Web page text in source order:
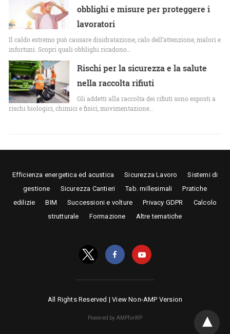
obblighi e misure per proteggere i
lavoratori
Il caldo estremo può causare disidratazione, calo dell’attenzione, malori e
infortuni. Scopri quali obblighi ricadono…
Rischi per la sicurezza e la salute
nella raccolta rifiuti
Gli addetti alla raccolta dei rifiuti sono esposti a
rischi biologici, chimici e fisici, movimentazione…
Efficienza energetica ed acustica Sicurezza Lavoro
Sistemi di
gestione
Sicurezza Cantieri Tab. millesimali
Pratiche
edilizie
BIM Successioni e volture Privacy GDPR
Calcolo
strutturale
Formazione Altre tematiche
All Rights Reserved |View Non-AMP Version
Powered by AMPforWP